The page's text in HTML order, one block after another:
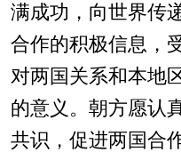
满成功，向世界传
合作的积极信息，
对两国关系和本地
的意义。朝方愿认
共识，促进两国合